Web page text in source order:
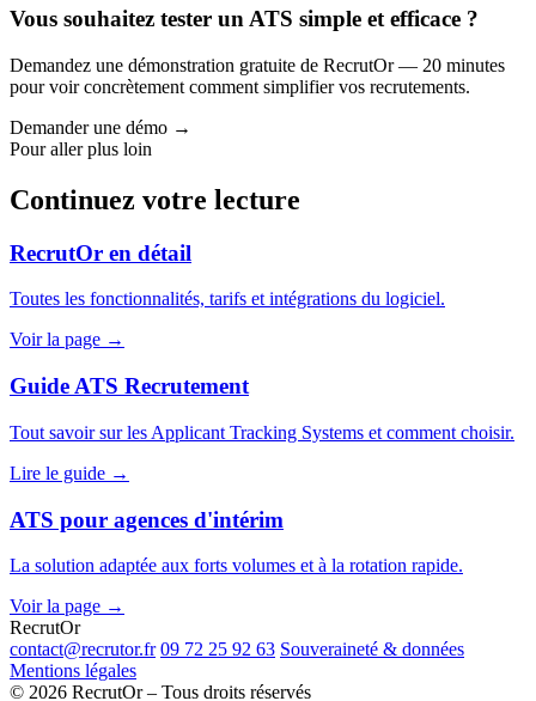
Vous souhaitez tester un ATS simple et efficace ?
Demandez une démonstration gratuite de RecrutOr — 20 minutes
pour voir concrètement comment simplifier vos recrutements.
Demander une démo →
Pour aller plus loin
Continuez votre lecture
RecrutOr en détail
Toutes les fonctionnalités, tarifs et intégrations du logiciel.
Voir la page →
Guide ATS Recrutement
Tout savoir sur les Applicant Tracking Systems et comment choisir.
Lire le guide →
ATS pour agences d'intérim
La solution adaptée aux forts volumes et à la rotation rapide.
Voir la page →
RecrutOr
contact@recrutor.fr 09 72 25 92 63 Souveraineté & données
Mentions légales
© 2026 RecrutOr – Tous droits réservés